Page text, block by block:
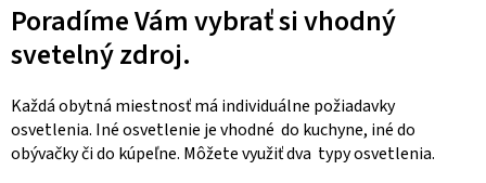
Poradíme Vám vybrať si vhodný
svetelný zdroj.
Každá obytná miestnosť má individuálne požiadavky
osvetlenia. Iné osvetlenie je vhodné do kuchyne, iné do
obývačky či do kúpeľne. Môžete využiť dva typy osvetlenia.